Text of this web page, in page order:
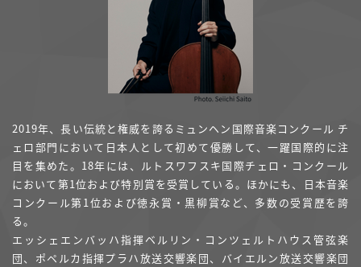
2019年、長い伝統と権威を誇るミュンヘン国際音楽コンクール チ
ェロ部門において日本人として初めて優勝して、一躍国際的に注
目を集めた。18年には、ルトスワフスキ国際チェロ・コンクール
において第1位および特別賞を受賞している。ほかにも、日本音楽
コンクール第1位および徳永賞・黒柳賞など、多数の受賞歴を誇
る。
エッシェエンバッハ指揮ベルリン・コンツェルトハウス管弦楽
団、ポペルカ指揮プラハ放送交響楽団、バイエルン放送交響楽団